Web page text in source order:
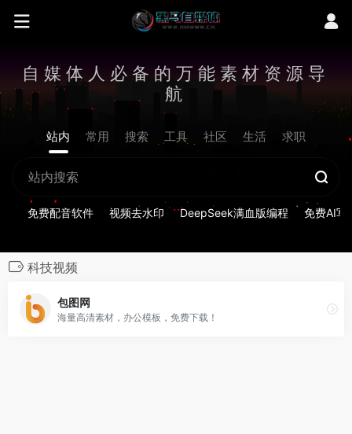
自媒体人必备的万能素材资源导
航
站内 常用 搜索 工具 社区 生活 求职
免费配音软件 视频去水印 DeepSeek满血版编程 免费AI写
科技视频
包图网
海量高清素材，办公模板，免费下载！